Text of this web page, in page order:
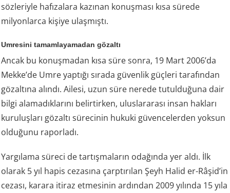
sözleriyle hafızalara kazınan konuşması kısa sürede
milyonlarca kişiye ulaşmıştı.
Umresini tamamlayamadan gözaltı
Ancak bu konuşmadan kısa süre sonra, 19 Mart 2006’da
Mekke’de Umre yaptığı sırada güvenlik güçleri tarafından
gözaltına alındı. Ailesi, uzun süre nerede tutulduğuna dair
bilgi alamadıklarını belirtirken, uluslararası insan hakları
kuruluşları gözaltı sürecinin hukuki güvencelerden yoksun
olduğunu raporladı.
Yargılama süreci de tartışmaların odağında yer aldı. İlk
olarak 5 yıl hapis cezasına çarptırılan Şeyh Halid er-Râşid’in
cezası, karara itiraz etmesinin ardından 2009 yılında 15 yıla